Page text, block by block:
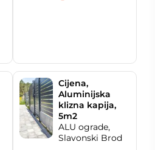
Cijena,
Aluminijska
klizna kapija,
5m2
ALU ograde,
Slavonski Brod